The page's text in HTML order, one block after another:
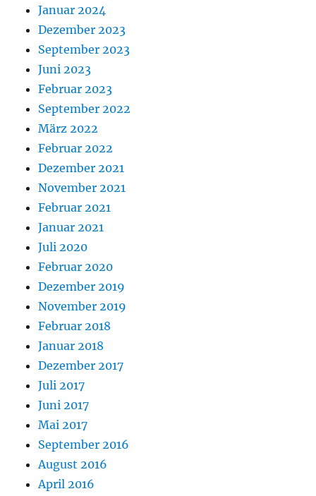
Januar 2024
Dezember 2023
September 2023
Juni 2023
Februar 2023
September 2022
März 2022
Februar 2022
Dezember 2021
November 2021
Februar 2021
Januar 2021
Juli 2020
Februar 2020
Dezember 2019
November 2019
Februar 2018
Januar 2018
Dezember 2017
Juli 2017
Juni 2017
Mai 2017
September 2016
August 2016
April 2016